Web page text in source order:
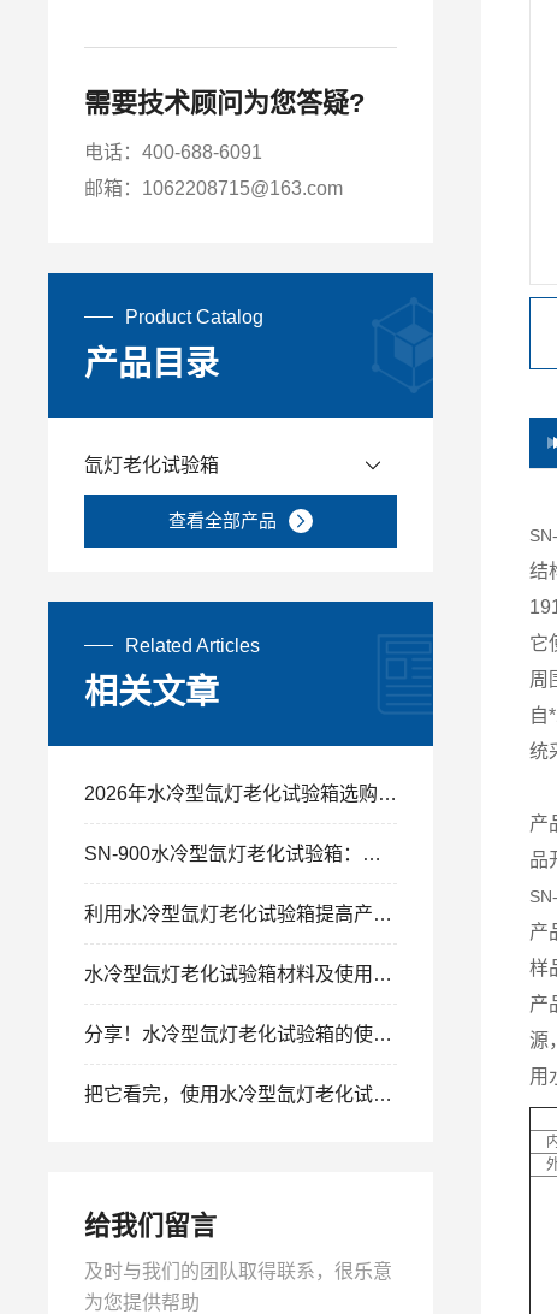
需要技术顾问为您答疑?
电话：400-688-6091
邮箱：1062208715@163.com
Product Catalog
产品目录
氙灯老化试验箱
查看全部产品
结
它
周
自
统
产
品
产
样
产
源
用
Related Articles
相关文章
2026年水冷型氙灯老化试验箱选购避坑指南，建议收藏！
SN-900水冷型氙灯老化试验箱：模拟全光谱太阳辐射的加速老化专家
利用水冷型氙灯老化试验箱提高产品质量与可靠性
水冷型氙灯老化试验箱材料及使用方法
分享！水冷型氙灯老化试验箱的使用原理和特点
把它看完，使用水冷型氙灯老化试验箱会更轻松
给我们留言
及时与我们的团队取得联系，很乐意
为您提供帮助